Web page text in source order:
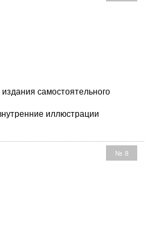
самостоятельного
иллюстрации
№ 8